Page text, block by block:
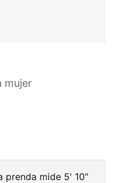
mujer
prenda mide 5' 10"